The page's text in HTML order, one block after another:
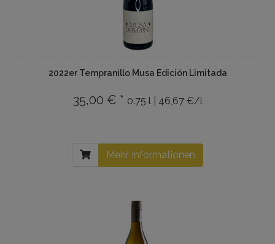
2022er Tempranillo Musa Edición Limitada
35,00 € * 0.75 l | 46,67 €/l
Mehr Informationen